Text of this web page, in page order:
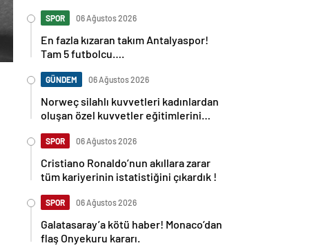
SPOR 06 Ağustos 2026
En fazla kızaran takım Antalyaspor!
Tam 5 futbolcu….
GÜNDEM 06 Ağustos 2026
Norweç silahlı kuvvetleri kadınlardan
oluşan özel kuvvetler eğitimlerini
SPOR 06 Ağustos 2026
Cristiano Ronaldo’nun akıllara zarar
tüm kariyerinin istatistiğini çıkardık !
SPOR 06 Ağustos 2026
Galatasaray’a kötü haber! Monaco’dan
flaş Onyekuru kararı.